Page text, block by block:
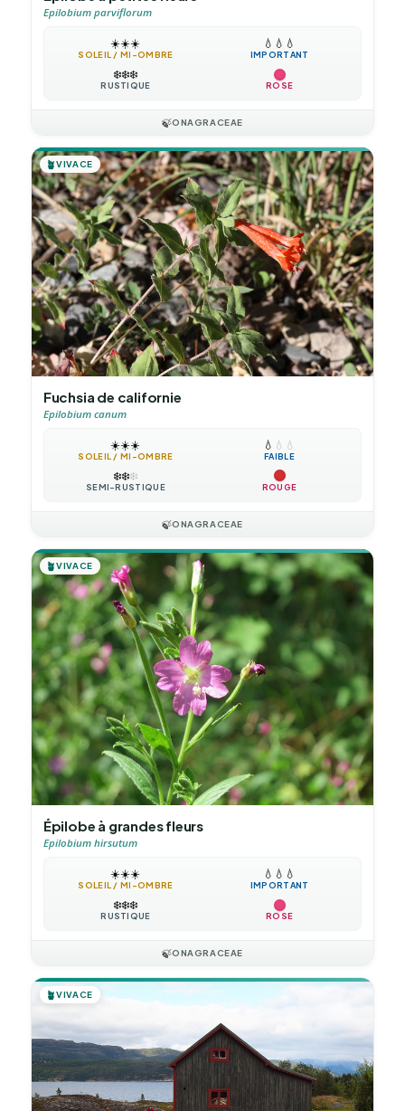
Epilobium parviflorum
☀️☀️☀️
SOLEIL / MI-OMBRE
💧 💧 💧
IMPORTANT
❄️❄️❄️
RUSTIQUE ROSE
🍃ONAGRACEAE
🪴VIVACE
Fuchsia de californie
Epilobium canum
☀️☀️☀️
SOLEIL / MI-OMBRE
💧 💧 💧
FAIBLE
❄️❄️❄️
SEMI-RUSTIQUE ROUGE
🍃ONAGRACEAE
🪴VIVACE
Épilobe à grandes fleurs
Epilobium hirsutum
☀️☀️☀️
SOLEIL / MI-OMBRE
💧 💧 💧
IMPORTANT
❄️❄️❄️
RUSTIQUE ROSE
🍃ONAGRACEAE
🪴VIVACE